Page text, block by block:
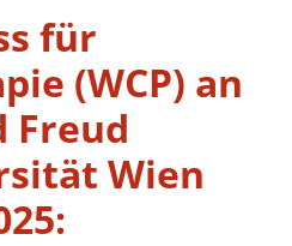
für
(WCP) an
Freud
Wien